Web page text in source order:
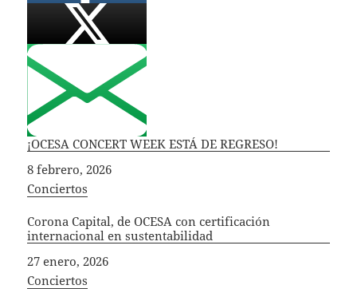
¡OCESA CONCERT WEEK ESTÁ DE REGRESO!
Fecha
8 febrero, 2026
In relation to
Conciertos
Corona Capital, de OCESA con certificación
internacional en sustentabilidad
Fecha
27 enero, 2026
In relation to
Conciertos